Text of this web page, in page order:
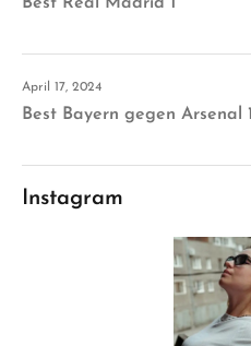
April 17, 2024
Best Bayern gegen Arsenal 1
Instagram